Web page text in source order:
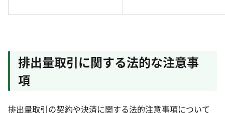
排出量取引に関する法的な注意事
項
排出量取引の契約や決済に関する法的注意事項について